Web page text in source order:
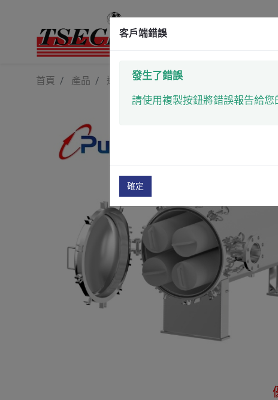
首頁 產品 過濾系統 工業過濾器
客戶端錯誤
發生了錯誤
請使用複製按鈕將錯誤報告給您
確定